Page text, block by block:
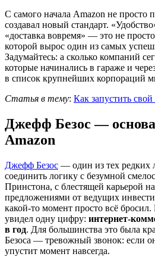
С самого начала Amazon не просто
создавал новый стандарт.
«доставка вовремя» — это не
которой вырос один из самых
Задумайтесь: а сколько компаний
которые начинались в гараже и
в список крупнейших корпораций
Статья в тему: Как запустить
Джефф Безос —
Amazon
Джефф Безос — один из тех редких
соединить логику с безумной
Принстона, с блестящей карьерой
предложениями от ведущих
какой-то момент просто всё
увидел одну цифру: интернет-
в год. Для большинства это была
Безоса — тревожный звонок: если
упустит момент навсегда.